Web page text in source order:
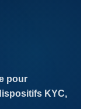
pour
KYC,